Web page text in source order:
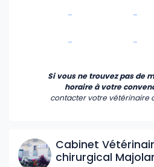
-
-
-
-
Si vous ne trouvez pas de
horaire à votre
contacter votre vétérinaire
Cabinet
chirurgical